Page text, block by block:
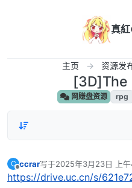
真
主页 资源发
[3D]The
网赚盘资源 rpg
C
离线
ccrar写于2025年3月23日 上
最后由 编辑
https://drive.uc.cn/s/